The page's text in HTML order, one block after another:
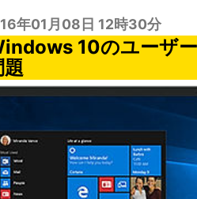
年01月08日 12時30分
10のユーザ
題